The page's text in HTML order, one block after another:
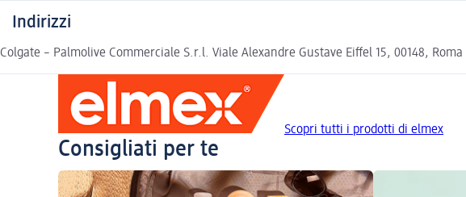
Indirizzi
Colgate – Palmolive Commerciale S.r.l. Viale Alexandre Gustave Eiffel 15, 00148,
Scopri tutti i prodotti di elmex
Consigliati per te